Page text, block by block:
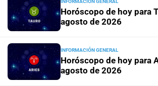
70 colectivos y el 40% del servicio ya se
unidades modernizadas
PronósticoViernes con cielo despejado,
mañana y máxima de 16°C en la ciudad
INFORMACIÓN GENERAL
Horóscopo de hoy para
agosto de 2026
INFORMACIÓN GENERAL
Horóscopo de hoy para
agosto de 2026